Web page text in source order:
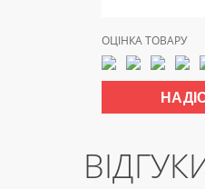
ОЦІНКА ТОВАРУ